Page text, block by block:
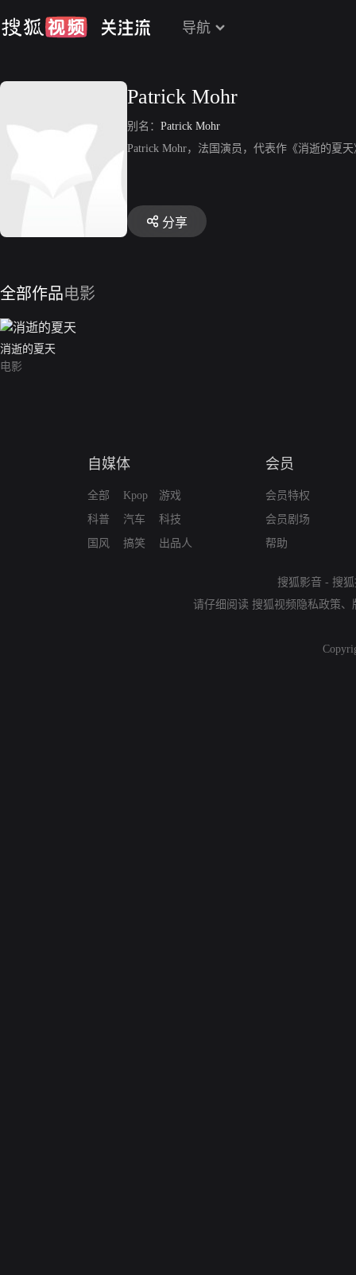
导航
Patrick Mohr
别名： Patrick Mohr
Patrick Mohr，法国演员，代表作《消逝的夏
分享
全部作品电影
消逝的夏天
电影
自媒体
全部
科普
国风
Kpop
汽车
搞笑
游戏
科技
出品人
会员
会员特权
会员剧场
帮助
搜狐影音 - 搜
请仔细阅读 搜狐视频隐私政策、